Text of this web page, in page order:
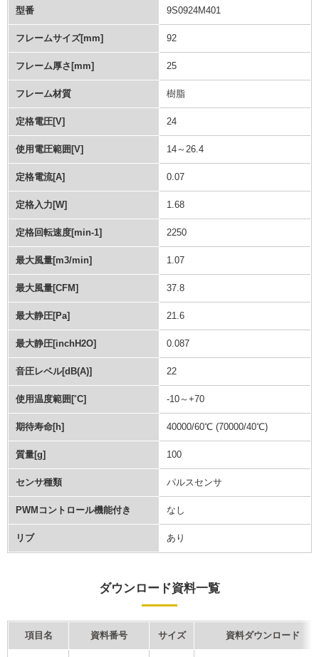
型番 9S0924M401
フレームサイズ[mm] 92
フレーム厚さ[mm] 25
フレーム材質 樹脂
定格電圧[V] 24
使用電圧範囲[V] 14～26.4
定格電流[A] 0.07
定格入力[W] 1.68
定格回転速度[min-1] 2250
最大風量[m3/min] 1.07
最大風量[CFM] 37.8
最大静圧[Pa] 21.6
最大静圧[inchH2O] 0.087
音圧レベル[dB(A)] 22
使用温度範囲[˚C] -10～+70
期待寿命[h] 40000/60℃ (70000/40℃)
質量[g] 100
センサ種類 パルスセンサ
PWMコントロール機能付き なし
リブ あり
ダウンロード資料一覧
項目名 資料番号 サイズ 資料ダウンロード